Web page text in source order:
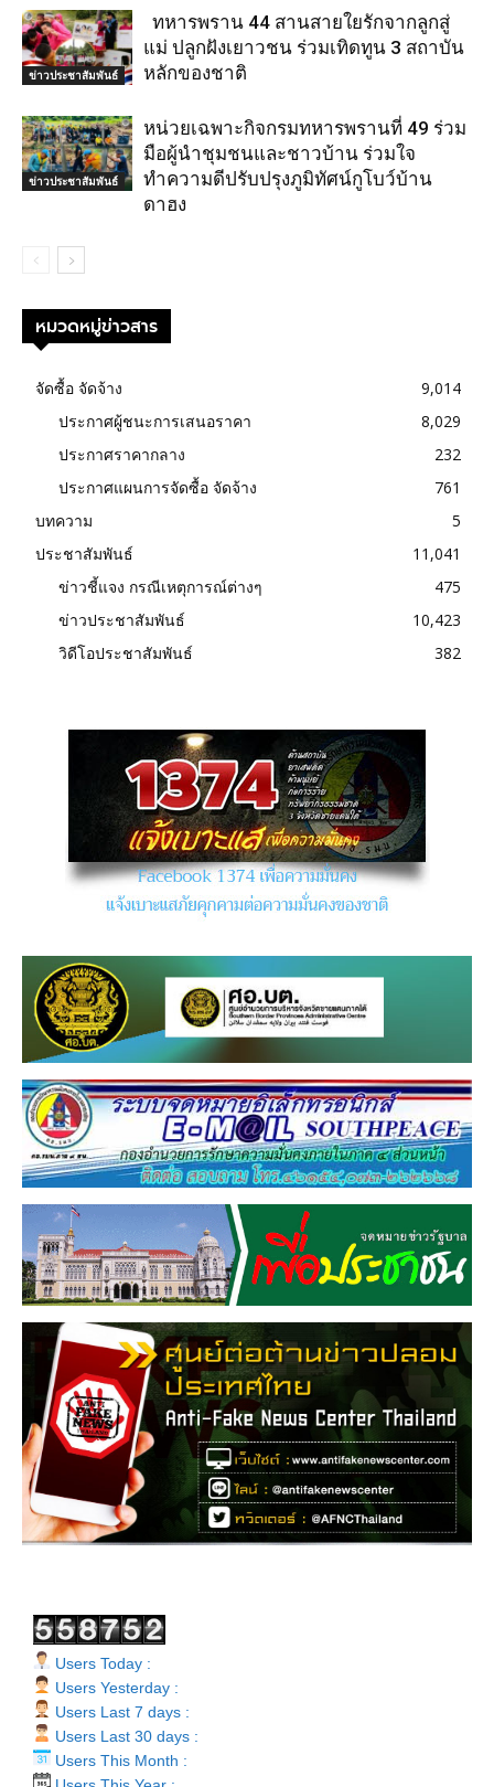
ข่าวประชาสัมพันธ์
ทหารพราน 44 สานสายใยรักจากลูกสู่
แม่ ปลูกฝังเยาวชน ร่วมเทิดทูน 3 สถาบัน
หลักของชาติ
ข่าวประชาสัมพันธ์
หน่วยเฉพาะกิจกรมทหารพรานที่ 49 ร่วม
มือผู้นำชุมชนและชาวบ้าน ร่วมใจ
ทำความดีปรับปรุงภูมิทัศน์กูโบว์บ้าน
ดาฮง
หมวดหมู่ข่าวสาร
จัดซื้อ จัดจ้าง
9,014
ประกาศผู้ชนะการเสนอราคา
8,029
ประกาศราคากลาง
232
ประกาศแผนการจัดซื้อ จัดจ้าง
761
บทความ
5
ประชาสัมพันธ์
11,041
ข่าวชี้แจง กรณีเหตุการณ์ต่างๆ
475
ข่าวประชาสัมพันธ์
10,423
วิดีโอประชาสัมพันธ์
382
Users Today :
Users Yesterday :
Users Last 7 days :
Users Last 30 days :
Users This Month :